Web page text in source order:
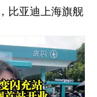
比亚迪上海旗舰